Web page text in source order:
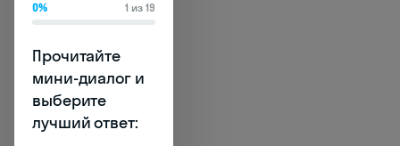
Skysmart — это
онлайн-школа для
детей и подростков,
0% 1 из 19
Прочитайте
мини-диалог и
выберите
лучший ответ: